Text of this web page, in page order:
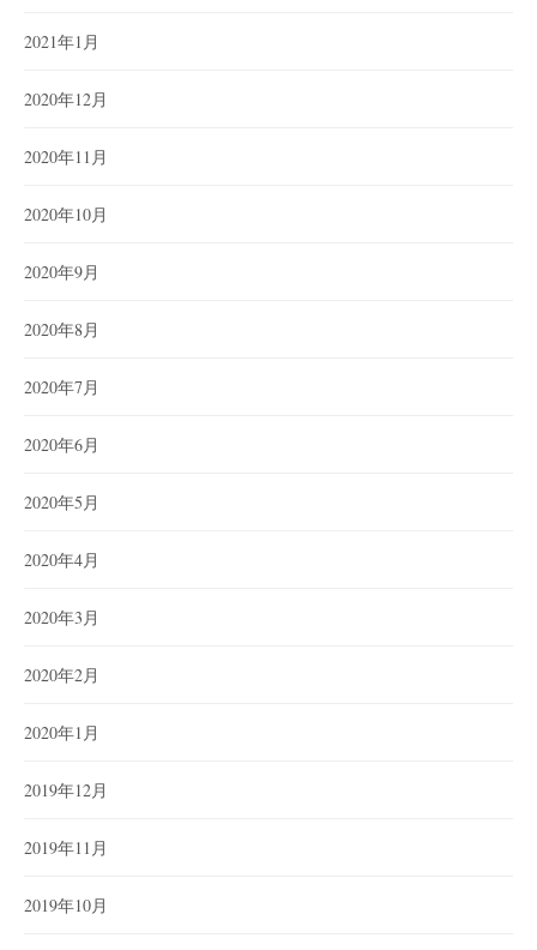
2021年1月
2020年12月
2020年11月
2020年10月
2020年9月
2020年8月
2020年7月
2020年6月
2020年5月
2020年4月
2020年3月
2020年2月
2020年1月
2019年12月
2019年11月
2019年10月